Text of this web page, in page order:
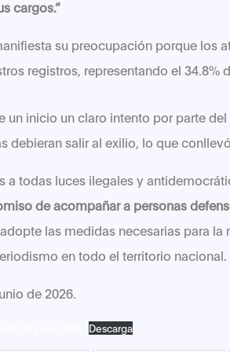
cargos.”
su preocupación porque
registros, representando el 34.8%
un inicio un claro intento por parte
debieran salir al exilio, lo que
a todas luces ilegales y
de acompañar a personas
las medidas necesarias para
en todo el territorio nacional.
de 2026.
Descarga